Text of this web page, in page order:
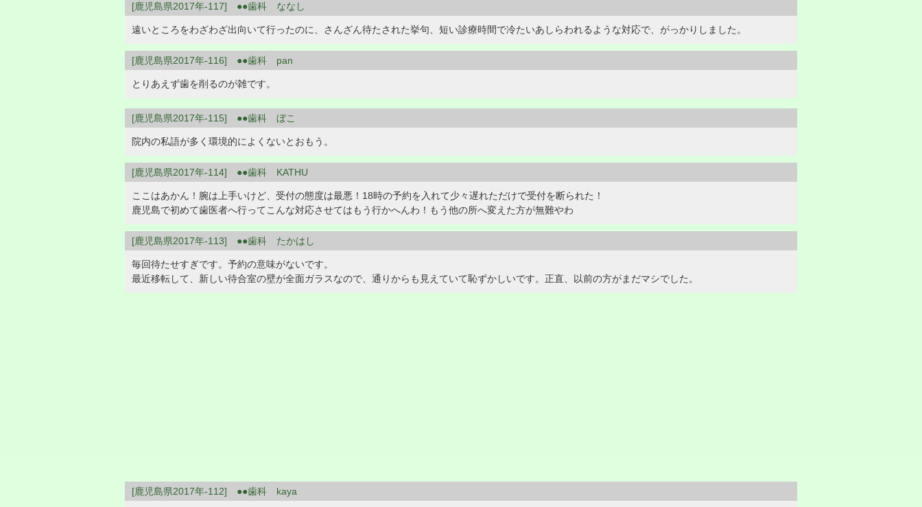
[鹿児島県2017年-117] ●●歯科 ななし
遠いところをわざわざ出向いて行ったのに、さんざん待たされた挙句、短い診療時間で冷たいあしらわれるような対応で、がっかりしました。
[鹿児島県2017年-116] ●●歯科 pan
とりあえず歯を削るのが雑です。
[鹿児島県2017年-115] ●●歯科 ぼこ
院内の私語が多く環境的によくないとおもう。
[鹿児島県2017年-114] ●●歯科 KATHU
ここはあかん！腕は上手いけど、受付の態度は最悪！18時の予約を入れて少々遅れただけで受付を断られた！
鹿児島で初めて歯医者へ行ってこんな対応させてはもう行かへんわ！もう他の所へ変えた方が無難やわ
[鹿児島県2017年-113] ●●歯科 たかはし
毎回待たせすぎです。予約の意味がないです。
最近移転して、新しい待合室の壁が全面ガラスなので、通りからも見えていて恥ずかしいです。正直、以前の方がまだマシでした。
[鹿児島県2017年-112] ●●歯科 kaya